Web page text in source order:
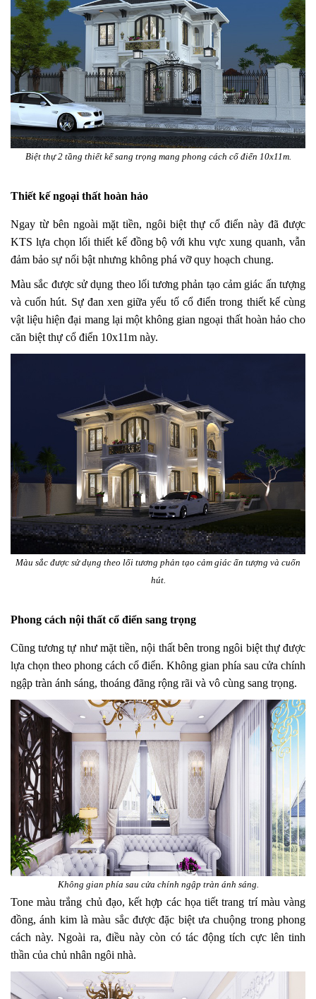
Biệt thự 2 tầng thiết kế sang trọng mang phong cách cổ điển 10x11m.
Thiết kế ngoại thất hoàn hảo
Ngay từ bên ngoài mặt tiền, ngôi biệt thự cổ điển này đã được
KTS lựa chọn lối thiết kế đồng bộ với khu vực xung quanh, vẫn
đảm bảo sự nổi bật nhưng không phá vỡ quy hoạch chung.
Màu sắc được sử dụng theo lối tương phản tạo cảm giác ấn tượng
và cuốn hút. Sự đan xen giữa yếu tố cổ điển trong thiết kế cùng
vật liệu hiện đại mang lại một không gian ngoại thất hoàn hảo cho
căn biệt thự cổ điển 10x11m này.
Màu sắc được sử dụng theo lối tương phản tạo cảm giác ấn tượng và cuốn
hút.
Phong cách nội thất cổ điển sang trọng
Cũng tương tự như mặt tiền, nội thất bên trong ngôi biệt thự được
lựa chọn theo phong cách cổ điển. Không gian phía sau cửa chính
ngập tràn ánh sáng, thoáng đãng rộng rãi và vô cùng sang trọng.
Không gian phía sau cửa chính ngập tràn ánh sáng.
Tone màu trắng chủ đạo, kết hợp các họa tiết trang trí màu vàng
đồng, ánh kim là màu sắc được đặc biệt ưa chuộng trong phong
cách này. Ngoài ra, điều này còn có tác động tích cực lên tinh
thần của chủ nhân ngôi nhà.